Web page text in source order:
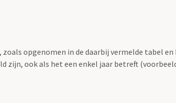
zoals opgenomen in de daarbij vermelde tabel en
ook als het een enkel jaar betreft